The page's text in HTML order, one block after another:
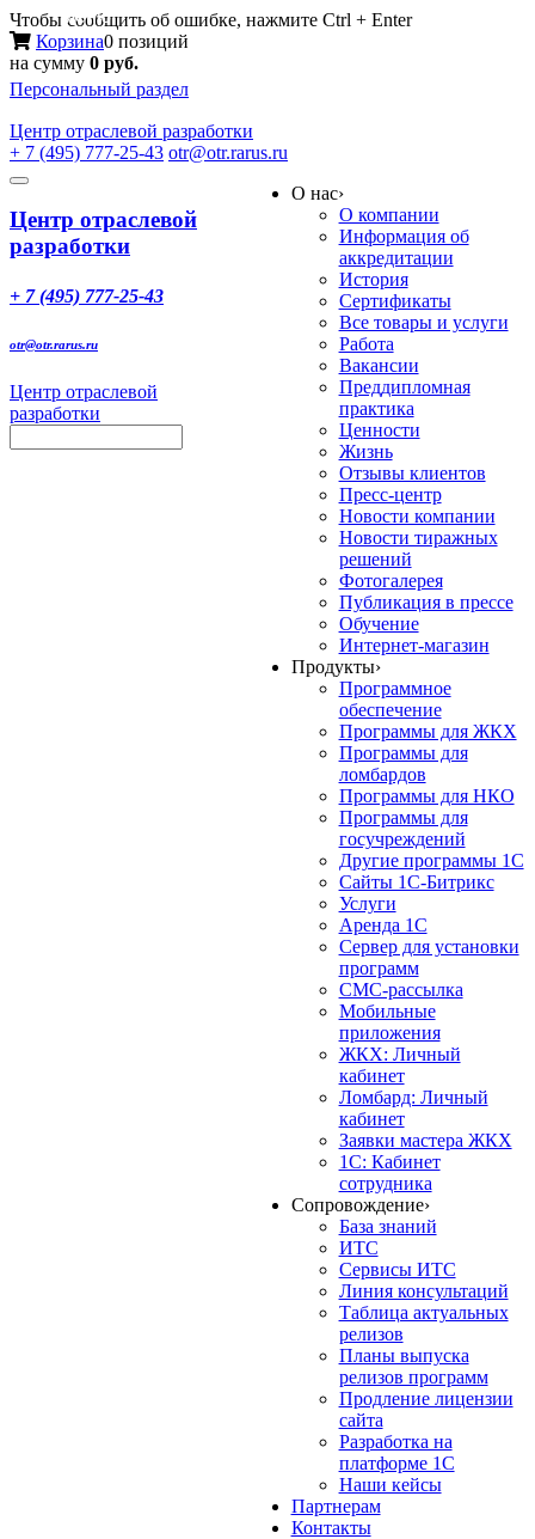
Чтобы сообщить об ошибке, нажмите Ctrl + Enter
Корзина0 позиций
на сумму 0 руб.
Персональный раздел
Центр отраслевой разработки
+ 7 (495) 777-25-43 otr@otr.rarus.ru
Toggle
Меню
Центр отраслевой
разработки
+ 7 (495) 777-25-43
otr@otr.rarus.ru
Центр отраслевой
разработки
О нас›
О компании
Информация об
аккредитации
История
Сертификаты
Все товары и услуги
Работа
Вакансии
Преддипломная
практика
Ценности
Жизнь
Отзывы клиентов
Пресс-центр
Новости компании
Новости тиражных
решений
Фотогалерея
Публикация в прессе
Обучение
Интернет-магазин
Продукты›
Программное
обеспечение
Программы для ЖКХ
Программы для
ломбардов
Программы для НКО
Программы для
госучреждений
Другие программы 1С
Сайты 1С-Битрикс
Услуги
Аренда 1С
Сервер для установки
программ
СМС-рассылка
Мобильные
приложения
ЖКХ: Личный
кабинет
Ломбард: Личный
кабинет
Заявки мастера ЖКХ
1С: Кабинет
сотрудника
Сопровождение›
База знаний
ИТС
Сервисы ИТС
Линия консультаций
Таблица актуальных
релизов
Планы выпуска
релизов программ
Продление лицензии
сайта
Разработка на
платформе 1С
Наши кейсы
Партнерам
Контакты